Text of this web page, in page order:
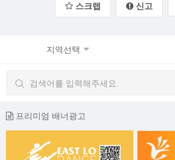
스크랩 신고
지역선택
프리미엄 배너광고